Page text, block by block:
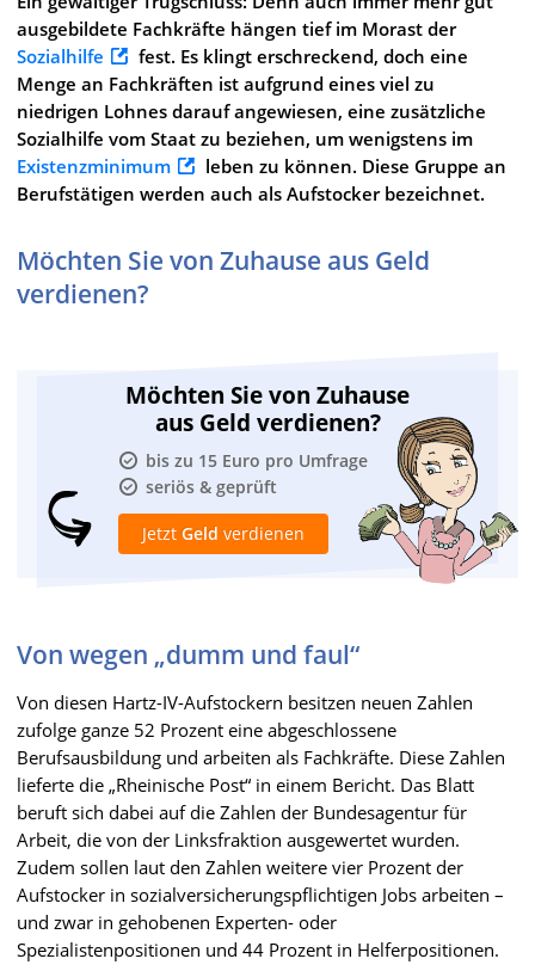
ausgebildete Fachkräfte hängen tief im Morast der
Sozialhilfe
fest. Es klingt erschreckend, doch eine
Menge an Fachkräften ist aufgrund eines viel zu
niedrigen Lohnes darauf angewiesen, eine zusätzliche
Sozialhilfe vom Staat zu beziehen, um wenigstens im
Existenzminimum
leben zu können. Diese Gruppe an
Berufstätigen werden auch als Aufstocker bezeichnet.
Möchten Sie von Zuhause aus Geld
verdienen?
Möchten Sie von Zuhause
aus Geld verdienen?
bis zu 15 Euro pro Umfrage
seriös & geprüft
Jetzt Geld verdienen
Von wegen „dumm und faul“
Von diesen Hartz-IV-Aufstockern besitzen neuen Zahlen
zufolge ganze 52 Prozent eine abgeschlossene
Berufsausbildung und arbeiten als Fachkräfte. Diese Zahlen
lieferte die „Rheinische Post“ in einem Bericht. Das Blatt
beruft sich dabei auf die Zahlen der Bundesagentur für
Arbeit, die von der Linksfraktion ausgewertet wurden.
Zudem sollen laut den Zahlen weitere vier Prozent der
Aufstocker in sozialversicherungspflichtigen Jobs arbeiten –
und zwar in gehobenen Experten- oder
Spezialistenpositionen und 44 Prozent in Helferpositionen.